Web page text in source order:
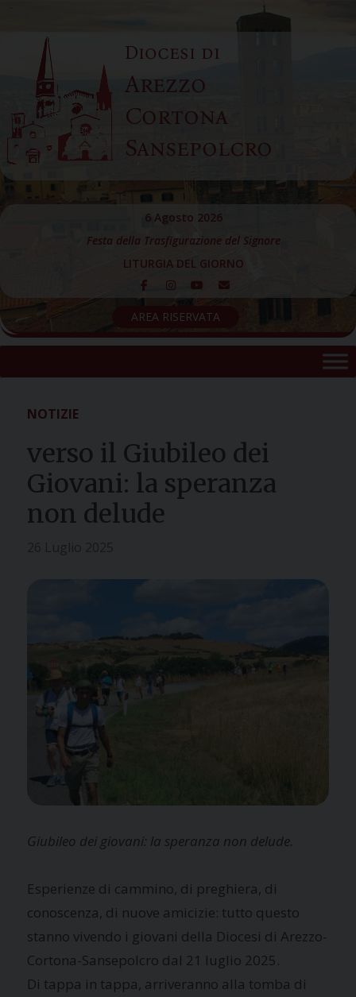
content
Diocesi di
Arezzo
Cortona
Sansepolcro
6 Agosto 2026
Festa della Trasfigurazione del Signore
LITURGIA DEL GIORNO
AREA RISERVATA
NOTIZIE
verso il Giubileo dei
Giovani: la speranza
non delude
Giubileo dei giovani: la speranza non delude.
Esperienze di cammino, di preghiera, di
conoscenza, di nuove amicizie: tutto questo
stanno vivendo i giovani della Diocesi di Arezzo-
Cortona-Sansepolcro dal 21 luglio 2025.
Di tappa in tappa, arriveranno alla tomba di